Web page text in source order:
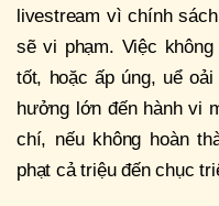
livestream vì chính
sẽ vi phạm. Việc
tốt, hoặc ấp úng, uể
hưởng lớn đến hành vi
chí, nếu không hoàn
phạt cả triệu đến chục